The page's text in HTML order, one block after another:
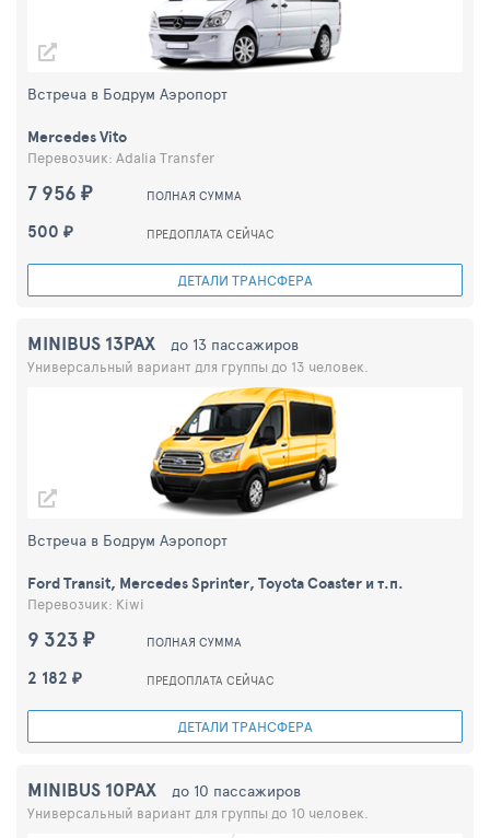
7 956 ₽ ПОЛНАЯ СУММА
500 ₽ ПРЕДОПЛАТА СЕЙЧАС
ДЕТАЛИ ТРАНСФЕРА
Встреча в Бодрум Аэропорт
Mercedes Vito
Перевозчик: Adalia Transfer
9 323 ₽ ПОЛНАЯ СУММА
2 182 ₽ ПРЕДОПЛАТА СЕЙЧАС
ДЕТАЛИ ТРАНСФЕРА
Встреча в Бодрум Аэропорт
MINIBUS 13PAX до 13 пассажиров
Универсальный вариант для группы до 13 человек.
Ford Transit, Mercedes Sprinter, Toyota Coaster и т.п.
Перевозчик: Kiwi
MINIBUS 10PAX до 10 пассажиров
Универсальный вариант для группы до 10 человек.